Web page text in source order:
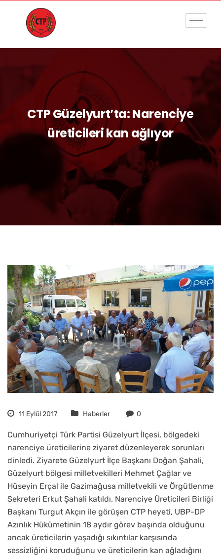
CTP Güzelyurt’ta: Narenciye
üreticileri kan ağlıyor
11 Eylül 2017 Haberler 0
Cumhuriyetçi Türk Partisi Güzelyurt İlçesi, bölgedeki
narenciye üreticilerine ziyaret düzenleyerek sorunları
dinledi. Ziyarete Güzelyurt İlçe Başkanı Doğan Şahali,
Güzelyurt bölgesi milletvekilleri Mehmet Çağlar ve
Hüseyin Erçal ile Gazimağusa milletvekili ve Örgütlenme
Sekreteri Erkut Şahali katıldı. Narenciye Üreticileri Birliği
Başkanı Turgut Akçın ile görüşen CTP heyeti, UBP-DP
Azınlık Hükümetinin 18 aydır görev başında olduğunu
ancak üreticilerin yaşadığı sıkıntılar karşısında
sessizliğini koruduğunu ve üreticilerin kan ağladığını